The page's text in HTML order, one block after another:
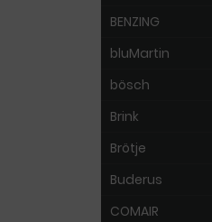
BENZING
bluMartin
bösch
Brink
Brötje
Buderus
COMAIR